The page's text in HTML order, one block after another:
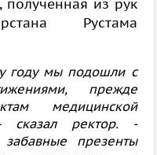
полученная из рук
Рустама
году мы подошли с
прежде
медицинской
сказал ректор. -
презенты